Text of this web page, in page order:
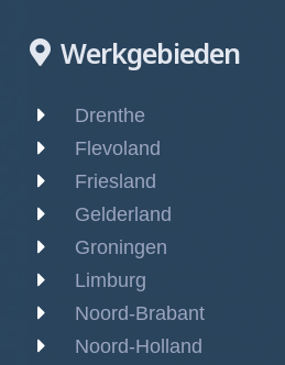
Werkgebieden
Drenthe
Flevoland
Friesland
Gelderland
Groningen
Limburg
Noord-Brabant
Noord-Holland